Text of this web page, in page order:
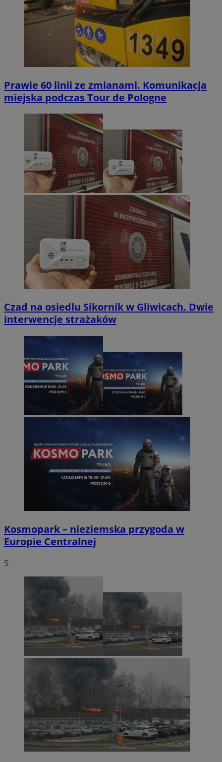
Prawie 60 linii ze zmianami. Komunikacja
miejska podczas Tour de Pologne
Czad na osiedlu Sikornik w Gliwicach. Dwie
interwencje strażaków
Kosmopark – nieziemska przygoda w
Europie Centralnej
5